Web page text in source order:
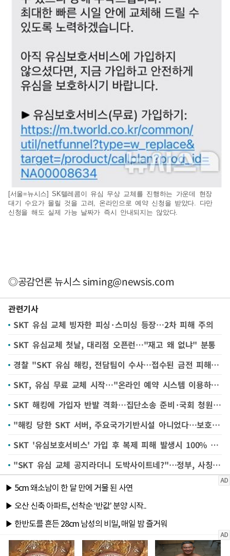
[서울=뉴시스] SK텔레콤이 유심 무상 교체를 진행하는 가운데 현장
대기 수요가 몰릴 것을 고려, 온라인으로 예약 신청을 받았다. 다만
신청을 해도 실제 가능 날짜가 즉시 안내되지는 않았다.
◎공감언론 뉴시스siming@newsis.com
관련기사
SKT 유심 교체 빙자한 피싱·스미싱 등장…2차 피해 주의
SKT 유심교체 첫날, 대리점 오픈런…"재고 왜 없냐" 분통
경찰 "SKT 유심 해킹, 전담팀이 수사…접수된 금전 피해 없어"
SKT, 유심 무료 교체 시작…"온라인 예약 시스템 이용하세요"
SKT 해킹에 가입자 반발 격화…집단소송 준비·국회 청원 등 나서
"해킹 당한 SKT 서버, 주요국가기반시설 아니었다…보호책 마련해야"
SKT '유심보호서비스' 가입 후 복제 피해 발생시 100% 책임(종합)
"SKT 유심 교체 공지라더니 도박사이트네?"…정부, 사칭 사이트 주의보